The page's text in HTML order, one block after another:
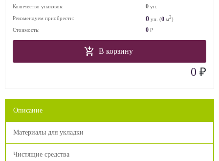
Количество упаковок: 0 уп.
Рекомендуем приобрести:
0 уп. (0 м2)
Стоимость:
0 ₽
В корзину
0 ₽
Описание
Материалы для укладки
Чистящие средства